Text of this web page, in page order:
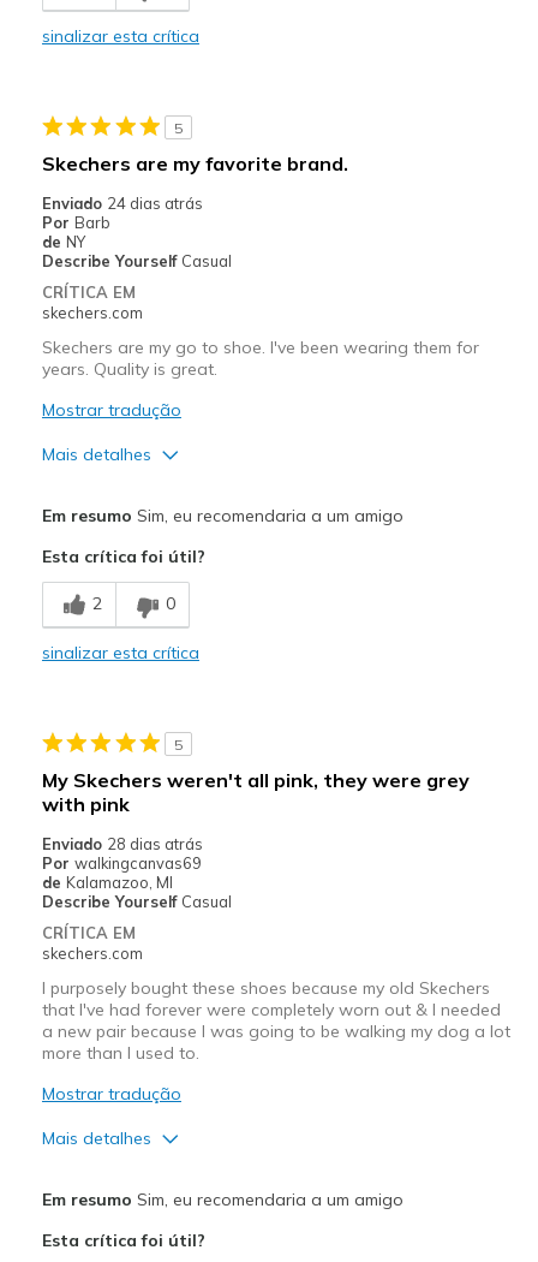
sinalizar esta crítica
5
Skechers are my favorite brand.
Enviado 24 dias atrás
Por Barb
de NY
Describe Yourself Casual
CRÍTICA EM
skechers.com
Skechers are my go to shoe. I've been wearing them for
years. Quality is great.
Mostrar tradução
Mais detalhes
Comfortable
Melhores utilizações
Casual Wear
Sizing
View On Shoes
Shoes are for Wearing
Em resumo Sim, eu recomendaria a um amigo
Esta crítica foi útil?
2 0
sinalizar esta crítica
5
My Skechers weren't all pink, they were grey
with pink
Enviado 28 dias atrás
Por walkingcanvas69
de Kalamazoo, MI
Describe Yourself Casual
CRÍTICA EM
skechers.com
I purposely bought these shoes because my old Skechers
that I've had forever were completely worn out & I needed
a new pair because I was going to be walking my dog a lot
more than I used to.
Mostrar tradução
Mais detalhes
Em resumo Sim, eu recomendaria a um amigo
Esta crítica foi útil?